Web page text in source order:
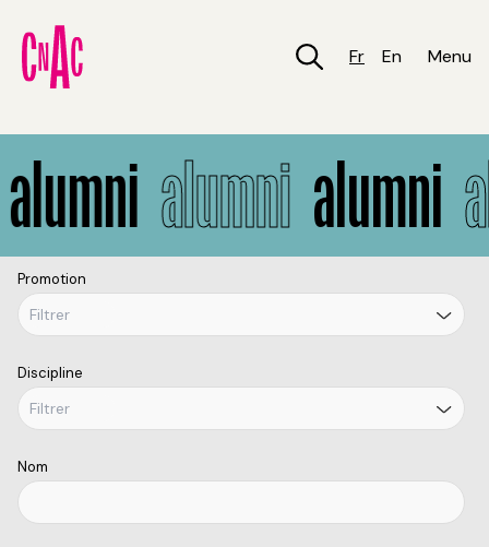
contenu
principal
Fr En Menu
alumni alumni
Promotion
Discipline
Nom